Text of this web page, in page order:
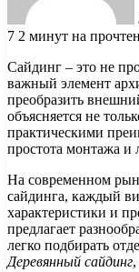
7 2 минут на
Сайдинг – это не
важный элемент
преобразить
объясняется не
практическими
простота монтажа и
На современном
сайдинга, каждый
характеристики и
предлагает
легко подбирать
Деревянный сайдинг